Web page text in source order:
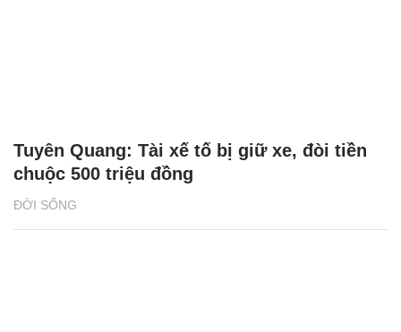
ĐỜI SỐNG
Tuyên Quang: Tài xế tố bị giữ xe, đòi tiền
chuộc 500 triệu đồng